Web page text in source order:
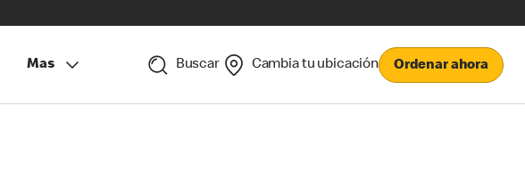
Mas Buscar Cambia tu ubicación Ordenar ahora